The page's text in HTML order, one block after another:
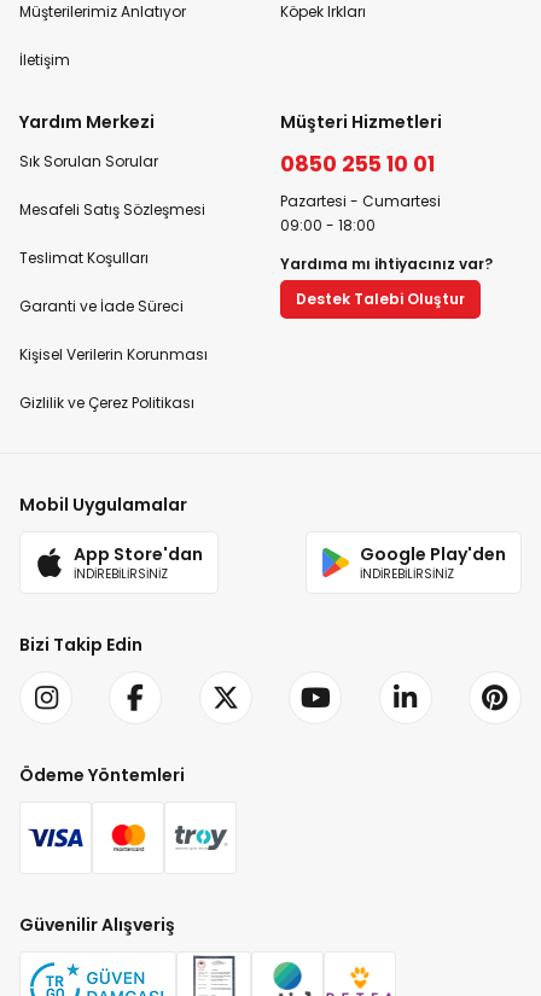
Müşterilerimiz Anlatıyor
İletişim
Köpek Irkları
Yardım Merkezi
Sık Sorulan Sorular
Mesafeli Satış Sözleşmesi
Teslimat Koşulları
Garanti ve İade Süreci
Kişisel Verilerin Korunması
Gizlilik ve Çerez Politikası
Müşteri Hizmetleri
0850 255 10 01
Pazartesi - Cumartesi
09:00 - 18:00
Yardıma mı ihtiyacınız var?
Destek Talebi Oluştur
Mobil Uygulamalar
App Store'dan
İNDİREBİLİRSİNİZ
Google Play'den
İNDİREBİLİRSİNİZ
Bizi Takip Edin
Ödeme Yöntemleri
Güvenilir Alışveriş